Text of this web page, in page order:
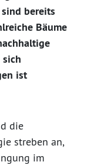
bereits
Bäume
ist
die
streben an,
im